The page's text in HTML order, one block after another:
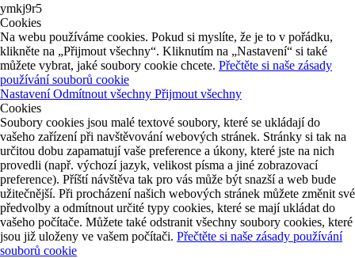
ymkj9r5
Cookies
Na webu používáme cookies. Pokud si myslíte, že je to v pořádku,
klikněte na „Přijmout všechny“. Kliknutím na „Nastavení“ si také
můžete vybrat, jaké soubory cookie chcete. Přečtěte si naše zásady
používání souborů cookie
NastaveníOdmítnout všechny Přijmout všechny
Cookies
Soubory cookies jsou malé textové soubory, které se ukládají do
vašeho zařízení při navštěvování webových stránek. Stránky si tak na
určitou dobu zapamatují vaše preference a úkony, které jste na nich
provedli (např. výchozí jazyk, velikost písma a jiné zobrazovací
preference). Příští návštěva tak pro vás může být snazší a web bude
užitečnější. Při procházení našich webových stránek můžete změnit své
předvolby a odmítnout určité typy cookies, které se mají ukládat do
vašeho počítače. Můžete také odstranit všechny soubory cookies, které
jsou již uloženy ve vašem počítači. Přečtěte si naše zásady používání
souborů cookie